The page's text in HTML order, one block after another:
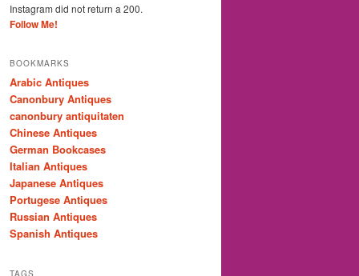
Instagram did not return a 200.
Follow Me!
BOOKMARKS
Arabic Antiques
Canonbury Antiques
canonbury antiquitaten
Chinese Antiques
German Bookcases
Italian Antiques
Japanese Antiques
Portugese Antiques
Russian Antiques
Spanish Antiques
TAGS